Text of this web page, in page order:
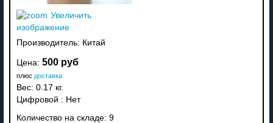
Увеличить
изображение
Производитель: Китай
Цена: 500 руб
плюс доставка
Вес: 0.17 кг.
Цифровой : Нет
Количество на складе: 9